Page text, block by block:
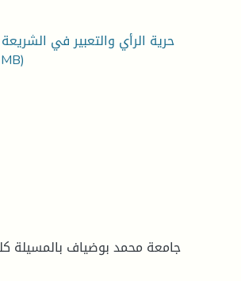
حرية الرأي والتعبير في
جامعة محمد بوضياف بالمسيلة